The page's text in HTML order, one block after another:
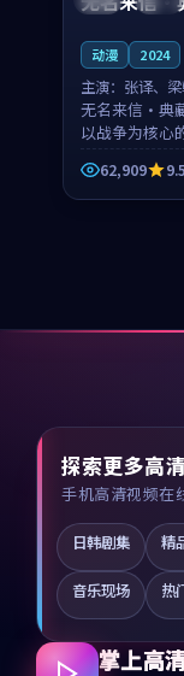
动漫 2024
主演： 张译、
无名来信·典
以战争为核心
品，围绕危机
人物成长展开
奏紧凑，值得
62,909 9.5
探索更多高
手机高清视频在
日韩剧集 精
音乐现场 热
掌上高